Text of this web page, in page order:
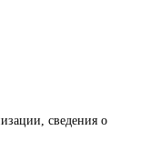
сведения о